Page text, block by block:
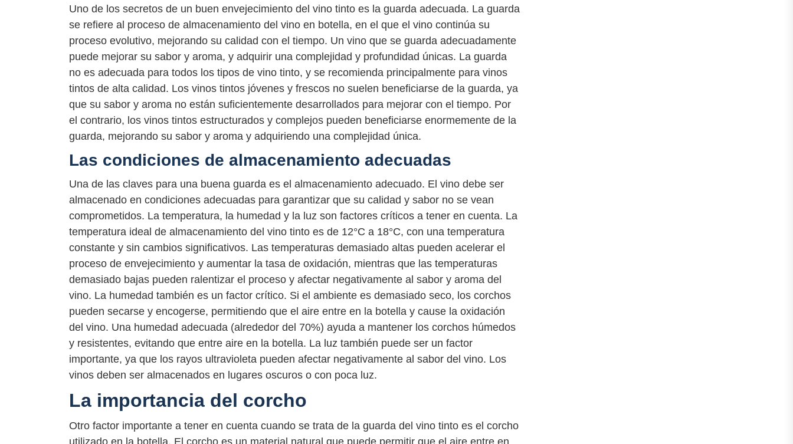
Uno de los secretos de un buen envejecimiento del vino tinto es la guarda adecuada. La guarda
se refiere al proceso de almacenamiento del vino en botella, en el que el vino continúa su
proceso evolutivo, mejorando su calidad con el tiempo. Un vino que se guarda adecuadamente
puede mejorar su sabor y aroma, y adquirir una complejidad y profundidad únicas. La guarda
no es adecuada para todos los tipos de vino tinto, y se recomienda principalmente para vinos
tintos de alta calidad. Los vinos tintos jóvenes y frescos no suelen beneficiarse de la guarda, ya
que su sabor y aroma no están suficientemente desarrollados para mejorar con el tiempo. Por
el contrario, los vinos tintos estructurados y complejos pueden beneficiarse enormemente de la
guarda, mejorando su sabor y aroma y adquiriendo una complejidad única.
Las condiciones de almacenamiento adecuadas
Una de las claves para una buena guarda es el almacenamiento adecuado. El vino debe ser
almacenado en condiciones adecuadas para garantizar que su calidad y sabor no se vean
comprometidos. La temperatura, la humedad y la luz son factores críticos a tener en cuenta. La
temperatura ideal de almacenamiento del vino tinto es de 12°C a 18°C, con una temperatura
constante y sin cambios significativos. Las temperaturas demasiado altas pueden acelerar el
proceso de envejecimiento y aumentar la tasa de oxidación, mientras que las temperaturas
demasiado bajas pueden ralentizar el proceso y afectar negativamente al sabor y aroma del
vino. La humedad también es un factor crítico. Si el ambiente es demasiado seco, los corchos
pueden secarse y encogerse, permitiendo que el aire entre en la botella y cause la oxidación
del vino. Una humedad adecuada (alrededor del 70%) ayuda a mantener los corchos húmedos
y resistentes, evitando que entre aire en la botella. La luz también puede ser un factor
importante, ya que los rayos ultravioleta pueden afectar negativamente al sabor del vino. Los
vinos deben ser almacenados en lugares oscuros o con poca luz.
La importancia del corcho
Otro factor importante a tener en cuenta cuando se trata de la guarda del vino tinto es el corcho
utilizado en la botella. El corcho es un material natural que puede permitir que el aire entre en